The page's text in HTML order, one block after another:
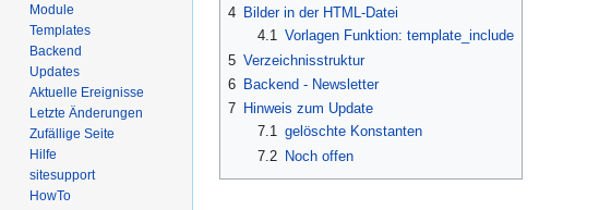
4 Bilder in der HTML-Datei
4.1 Vorlagen Funktion: template_include
5 Verzeichnisstruktur
6 Backend - Newsletter
7 Hinweis zum Update
7.1 gelöschte Konstanten
7.2 Noch offen
Module
Templates
Backend
Updates
Aktuelle Ereignisse
Letzte Änderungen
Zufällige Seite
Hilfe
sitesupport
HowTo